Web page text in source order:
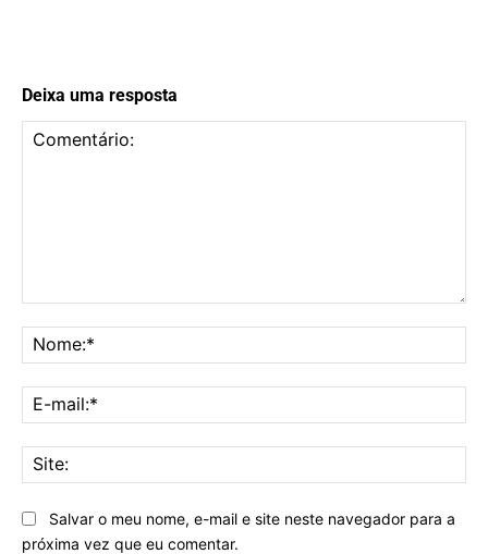
Deixa uma resposta
Salvar o meu nome, e-mail e site neste navegador para a
próxima vez que eu comentar.